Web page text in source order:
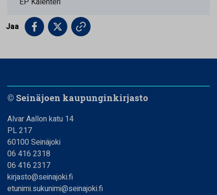
Jaa
© Seinäjoen kaupunginkirjasto
Alvar Aallon katu 14
PL 217
60100 Seinäjoki
06 416 2318
06 416 2317
kirjasto@seinajoki.fi
etunimi.sukunimi@seinajoki.fi